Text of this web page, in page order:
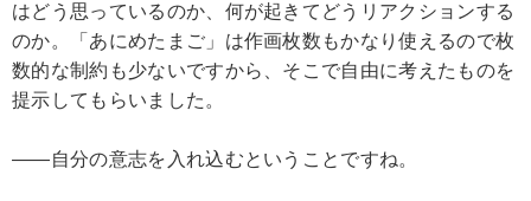
はどう思っているのか、何が起きてどうリアクションする
のか。「あにめたまご」は作画枚数もかなり使えるので枚
数的な制約も少ないですから、そこで自由に考えたものを
提示してもらいました。
――自分の意志を入れ込むということですね。